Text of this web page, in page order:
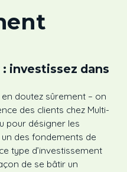
investissez dans
doutez sûrement – on
des clients chez Multi-
pour désigner les
des fondements de
type d’investissement
de se bâtir un